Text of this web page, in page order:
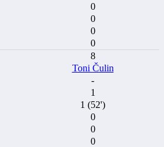
0
0
0
0
8
Toni Čulin
-
1
1 (52')
0
0
0